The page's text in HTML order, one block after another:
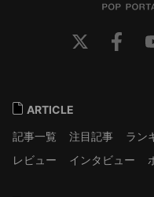
ARTICLE
記事一覧
注目記事 ラン
レビュー
インタビュー